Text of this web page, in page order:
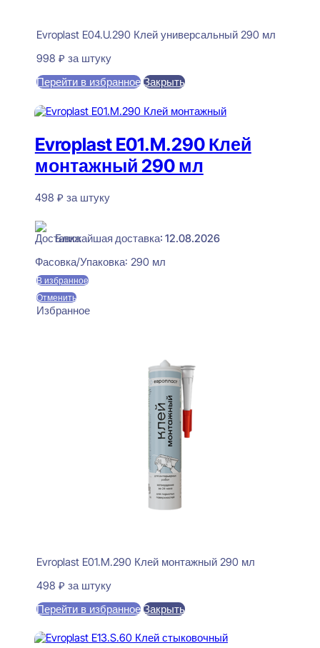
Evroplast E04.U.290 Клей универсальный 290 мл
998 ₽ за штуку
Перейти в избранное Закрыть
Evroplast E01.M.290 Клей
монтажный 290 мл
498 ₽ за штуку
Ближайшая доставка: 12.08.2026
Фасовка/Упаковка: 290 мл
В избранное
Отменить
Избранное
Evroplast E01.M.290 Клей монтажный 290 мл
498 ₽ за штуку
Перейти в избранное Закрыть